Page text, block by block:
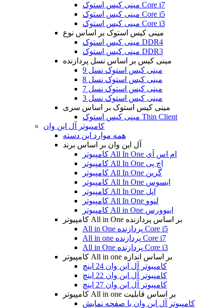
مینی کیس استوک Core i7
مینی کیس استوک Core i5
مینی کیس استوک Core i3
مینی کیس استوک بر اساس نوع
مینی کیس استوک DDR4
مینی کیس استوک DDR3
مینی کیس بر اساس نسل پردازنده
مینی کیس استوک نسل 9
مینی کیس استوک نسل 8
مینی کیس استوک نسل 7
مینی کیس استوک نسل 3
مینی کیس استوک بر اساس سری
مینی کیس استوک Thin Client
کامپیوتر آل این وان
همه موارد این دسته
آل این وان بر اساس برند
کامپیوتر All In One ام اس آی
کامپیوتر All In One اچ پی
کامپیوتر All In One گرین
کامپیوتر All In One ایسوس
کامپیوتر All In One اپل
کامپیوتر All In One لنوو
کامپیوتر All in One اینوورس
کامپیوتر All in One بر اساس پردازنده
All in One پردازنده Core i5
All in one پردازنده Core i7
All in One پردازنده Core i3
کامپیوتر All in one بر اساس اندازه
کامپیوتر آل این وان 24 اینچ
کامپیوتر آل این وان 22 اینچ
کامپیوتر آل این وان 27 اینچ
کامپیوتر All in one بر اساس قابلیت
کامپیوتر آل این وان با صفحه نمایش